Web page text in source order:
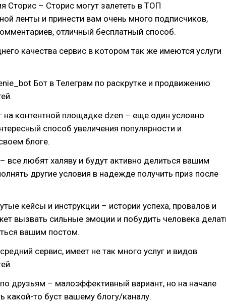
Сторис – Сторис могут залететь в ТОП
ленты и принести вам очень много подписчиков,
отличный бесплатный способ.
качества сервис в котором так же имеются услуги
Бот в Телеграм по раскрутке и продвижению
контентной площадке dzen – еще один условно
способ увеличения популярности и
блоге.
любят халяву и будут активно делиться вашим
другие условия в надежде получить приз после
кейсы и инструкции – истории успеха, провалов и
вызвать сильные эмоции и побудить человека
вашим постом.
сервис, имеет не так много услуг и видов
друзьям – малоэффективный вариант, но на начале
какой-то буст вашему блогу/каналу.